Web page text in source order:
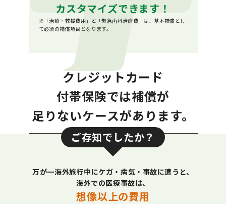
カスタマイズできます！
※「治療・救援費用」と「緊急歯科治療費」は、基本補償とし
て必須の補償項目となります。
クレジットカード
付帯保険では補償が
足りないケースがあります。
ご存知でしたか？
万が一海外旅行中にケガ・病気・事故に遭うと、
海外での医療事故は、
想像以上の費用